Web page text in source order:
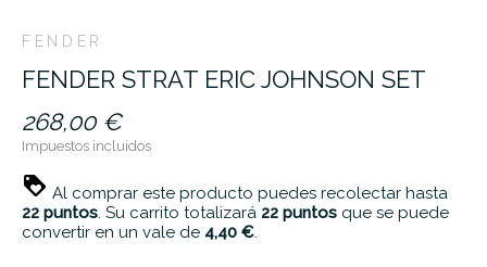
FENDER
FENDER STRAT ERIC JOHNSON SET
268,00 €
Impuestos incluidos
Al comprar este producto puedes recolectar hasta
22 puntos. Su carrito totalizará 22 puntos que se puede
convertir en un vale de 4,40 €.